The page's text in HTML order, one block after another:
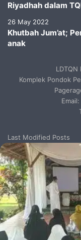
Riyadhah dalam
26 May 2022
Khutbah Jum’at;
anak
Komplek Pondok
Last Modified Posts